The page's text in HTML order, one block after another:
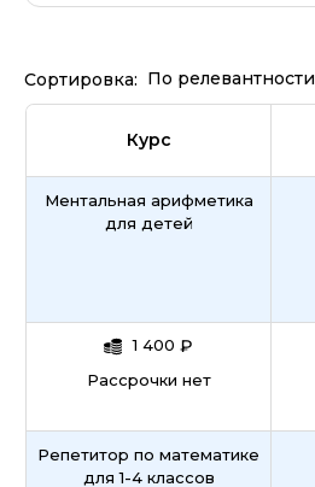
Сортировка: По релевантности
Курс
Ментальная арифметика
для детей
1 400 ₽
Рассрочки нет
Репетитор по математике
для 1-4 классов